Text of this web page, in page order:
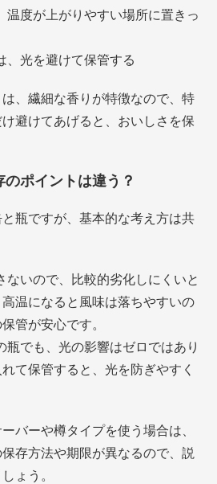
温度が上がりやすい場所に置きっ
、光を避けて保管する
、繊細な香りが特徴なので、特
避けてあげると、おいしさを保
ポイントは違う？
瓶ですが、基本的な考え方は共
ないので、比較的劣化しにくいと
温になると風味は落ちやすいの
管が安心です。
瓶でも、光の影響はゼロではあり
て保管すると、光を防ぎやすく
バーや樽タイプを使う場合は、
存方法や期限が異なるので、説
ょう。